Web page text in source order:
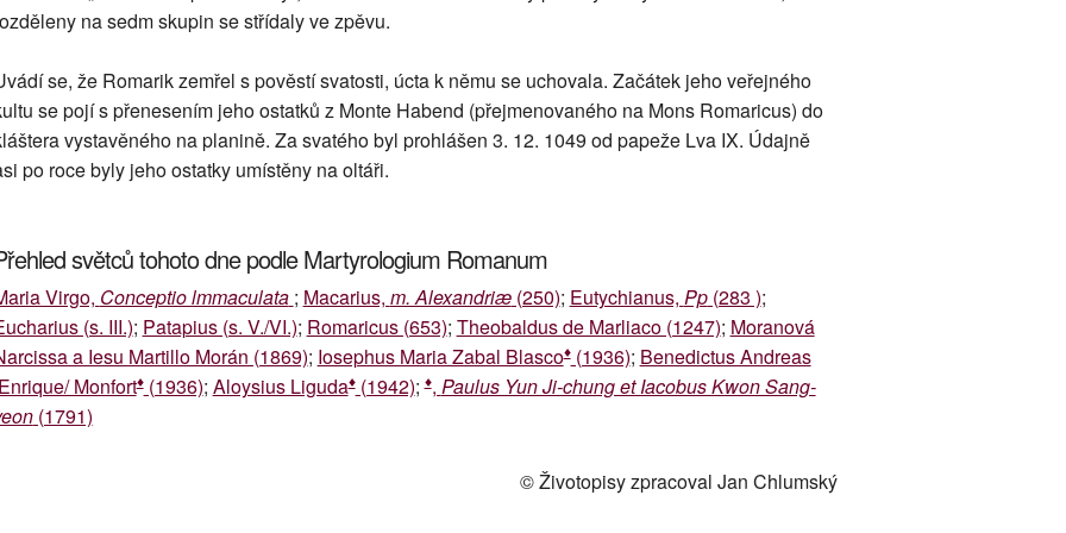
na sedm skupin se střídaly ve zpěvu.
se, že Romarik zemřel s pověstí svatosti, úcta k němu se uchovala. Začátek jeho veřejného
se pojí s přenesením jeho ostatků z Monte Habend (přejmenovaného na Mons Romaricus) do
vystavěného na planině. Za svatého byl prohlášen 3. 12. 1049 od papeže Lva IX. Údajně
po roce byly jeho ostatky umístěny na oltáři.
světců tohoto dne podle Martyrologium Romanum
Virgo, Conceptio lmmaculata ; Macarius, m. Alexandriæ(250); Eutychianus, Pp(283 );
(s. III.); Patapius (s. V./VI.); Romaricus (653); Theobaldus de Marliaco (1247); Moranová
a Iesu Martillo Morán (1869); Iosephus Maria Zabal Blasco♦(1936); Benedictus Andreas
Monfort♦(1936); Aloysius Liguda♦(1942);♦, Paulus Yun Ji-chung et Iacobus Kwon Sang-
(1791)
© Životopisy zpracoval Jan Chlumský